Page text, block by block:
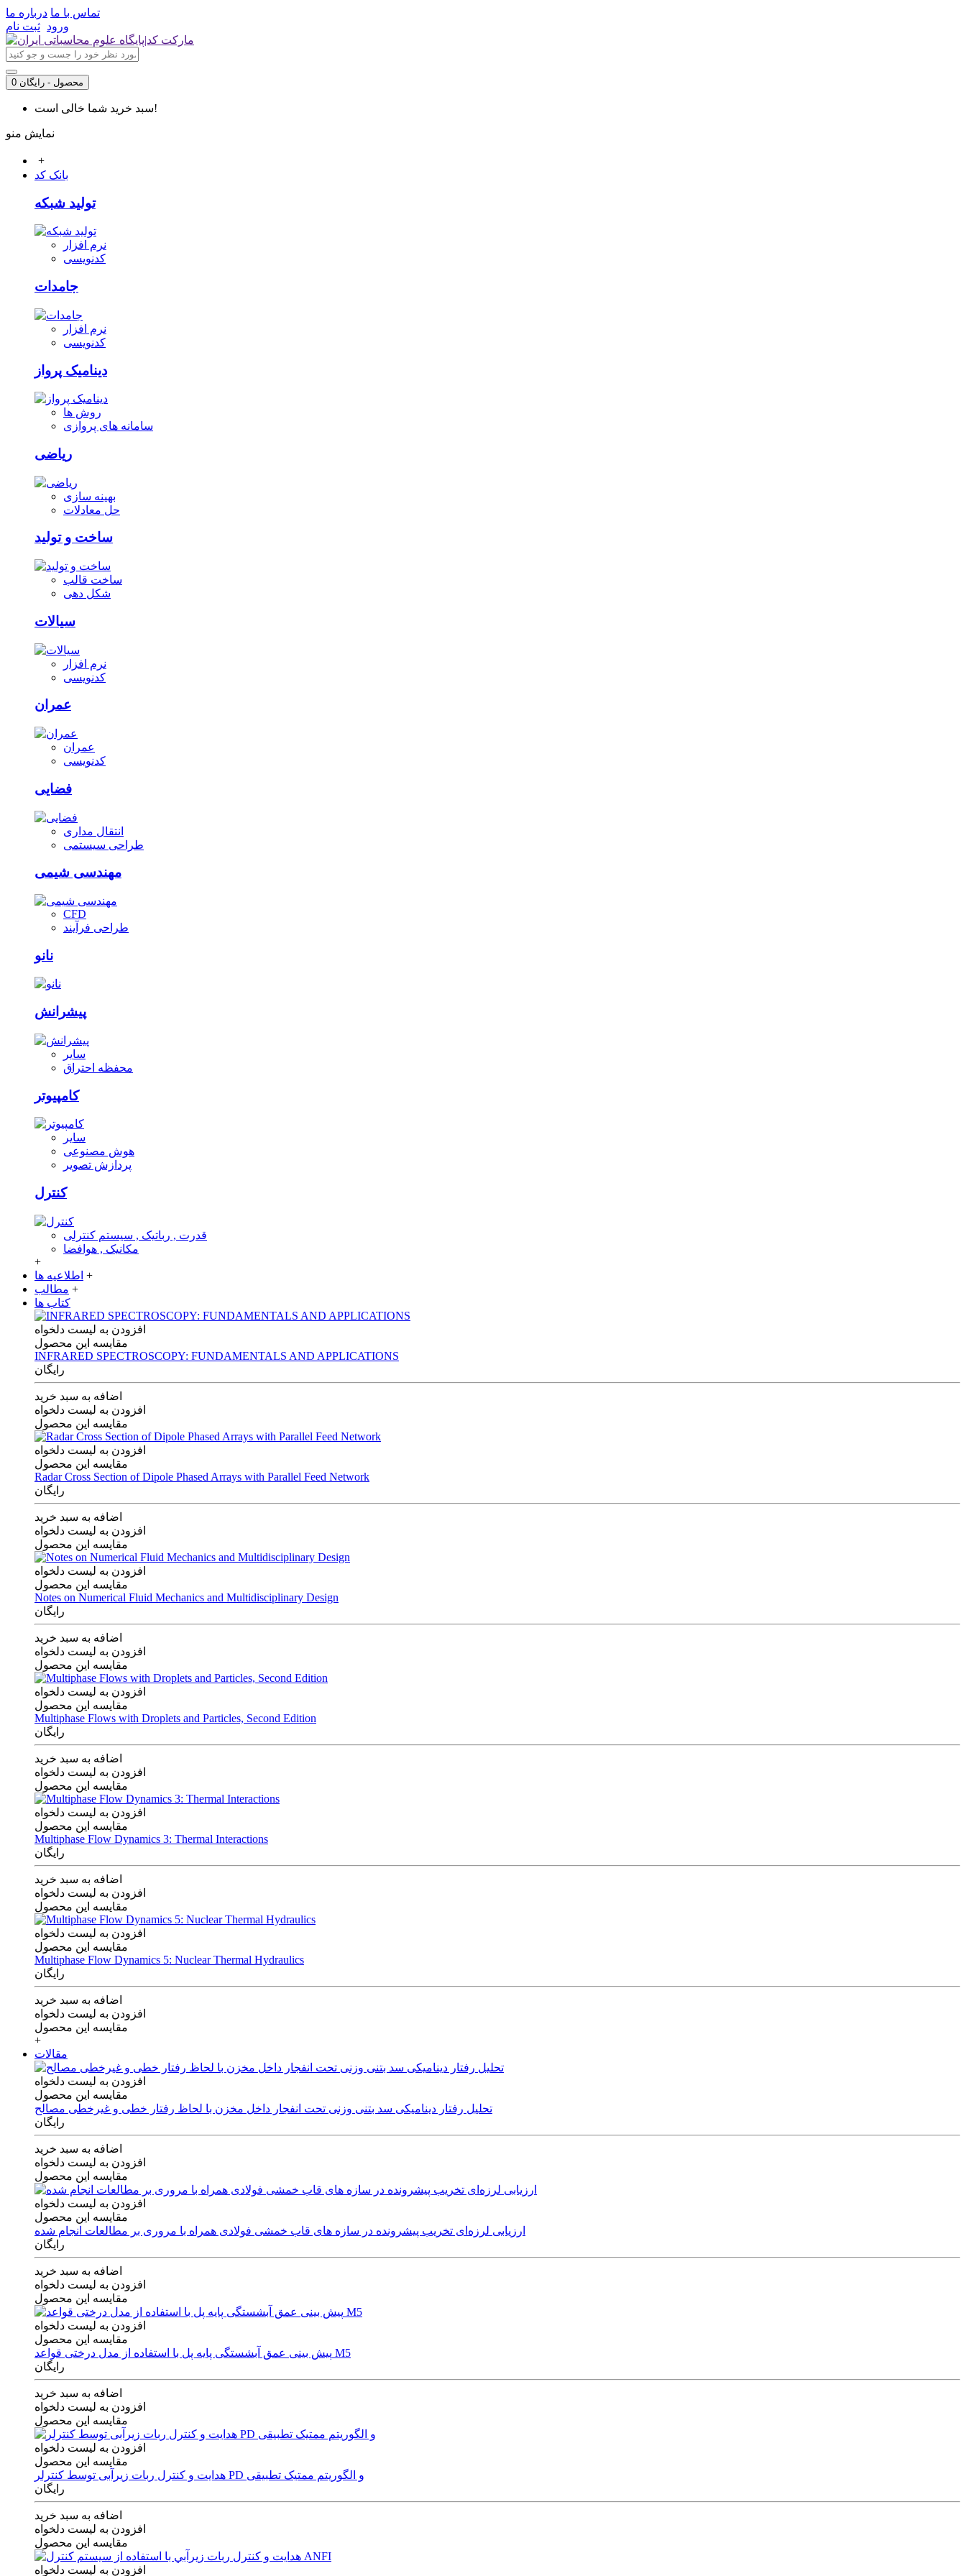
تماس با ما درباره ما
ورود ثبت نام
0 محصول - رایگان
سبد خرید شما خالی است!
نمایش منو
+
بانک کد
تولید شبکه
نرم افزار
کدنویسی
جامدات
نرم افزار
کدنویسی
دینامیک پرواز
روش ها
سامانه های پروازی
ریاضی
بهینه سازی
حل معادلات
ساخت و تولید
ساخت قالب
شکل دهی
سیالات
نرم افزار
کدنویسی
عمران
عمران
کدنویسی
فضایی
انتقال مداری
طراحی سیستمی
مهندسی شیمی
CFD
طراحی فرآیند
نانو
پیشرانش
سایر
محفظه احتراق
کامپیوتر
سایر
هوش مصنوعی
پردازش تصویر
کنترل
قدرت , رباتیک , سیستم کنترلی
مکانیک , هوافضا
+
اطلاعیه ها +
مطالب +
کتاب ها
افزودن به لیست دلخواه
مقایسه این محصول
INFRARED SPECTROSCOPY: FUNDAMENTALS AND APPLICATIONS
رایگان
اضافه به سبد خرید
افزودن به لیست دلخواه
مقایسه این محصول
افزودن به لیست دلخواه
مقایسه این محصول
Radar Cross Section of Dipole Phased Arrays with Parallel Feed Network
رایگان
اضافه به سبد خرید
افزودن به لیست دلخواه
مقایسه این محصول
افزودن به لیست دلخواه
مقایسه این محصول
Notes on Numerical Fluid Mechanics and Multidisciplinary Design
رایگان
اضافه به سبد خرید
افزودن به لیست دلخواه
مقایسه این محصول
افزودن به لیست دلخواه
مقایسه این محصول
Multiphase Flows with Droplets and Particles, Second Edition
رایگان
اضافه به سبد خرید
افزودن به لیست دلخواه
مقایسه این محصول
افزودن به لیست دلخواه
مقایسه این محصول
Multiphase Flow Dynamics 3: Thermal Interactions
رایگان
اضافه به سبد خرید
افزودن به لیست دلخواه
مقایسه این محصول
افزودن به لیست دلخواه
مقایسه این محصول
Multiphase Flow Dynamics 5: Nuclear Thermal Hydraulics
رایگان
اضافه به سبد خرید
افزودن به لیست دلخواه
مقایسه این محصول
+
مقالات
افزودن به لیست دلخواه
مقایسه این محصول
تحلیل رفتار دینامیکی سد بتنی وزنی تحت انفجار داخل مخزن با لحاظ رفتار خطی و غیرخطی مصالح
رایگان
اضافه به سبد خرید
افزودن به لیست دلخواه
مقایسه این محصول
افزودن به لیست دلخواه
مقایسه این محصول
ارزیابی لرزه‌ای تخریب پیشرونده در سازه های قاب خمشی فولادی همراه با مروری بر مطالعات انجام شده
رایگان
اضافه به سبد خرید
افزودن به لیست دلخواه
مقایسه این محصول
افزودن به لیست دلخواه
مقایسه این محصول
پیش بینی عمق آبشستگی پایه پل با استفاده از مدل درختی قواعد M5
رایگان
اضافه به سبد خرید
افزودن به لیست دلخواه
مقایسه این محصول
افزودن به لیست دلخواه
مقایسه این محصول
هدایت و کنترل ربات زیرآبی توسط کنترلر PD و الگوریتم ممتیک تطبیقی
رایگان
اضافه به سبد خرید
افزودن به لیست دلخواه
مقایسه این محصول
افزودن به لیست دلخواه